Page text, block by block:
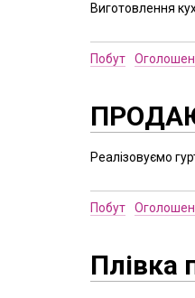
Виготовлення
Побут
Реалізовуємо
Побут
Плівка